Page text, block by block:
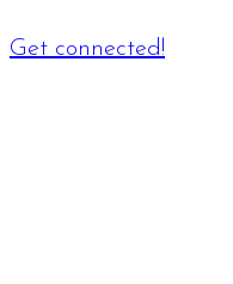
Get connected!